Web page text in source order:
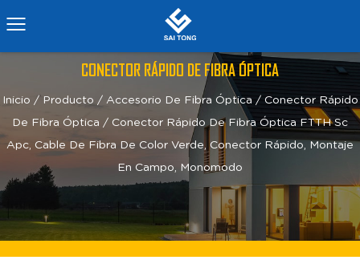
CONECTOR RÁPIDO DE FIBRA ÓPTICA
Inicio / Producto / Accesorio De Fibra Óptica / Conector Rápido
De Fibra Óptica / Conector Rápido De Fibra Óptica FTTH Sc
Apc, Cable De Fibra De Color Verde, Conector Rápido, Montaje
En Campo, Monomodo